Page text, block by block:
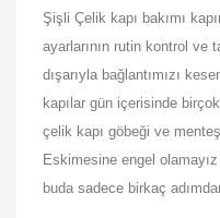
Şişli Çelik kapı bakımı
ayarlarının rutin kontrol ve
dışarıyla bağlantımızı
kapılar gün içerisinde
çelik kapı göbeği ve
Eskimesine engel
buda sadece birkaç